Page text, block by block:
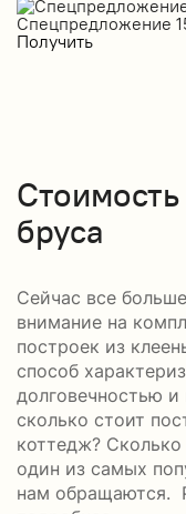
Спецпредложение
Получить
бруса
Сейчас все
внимание на
построек из
способ
долговечностью и
сколько стоит
коттедж?
один из самых
нам обращаются.